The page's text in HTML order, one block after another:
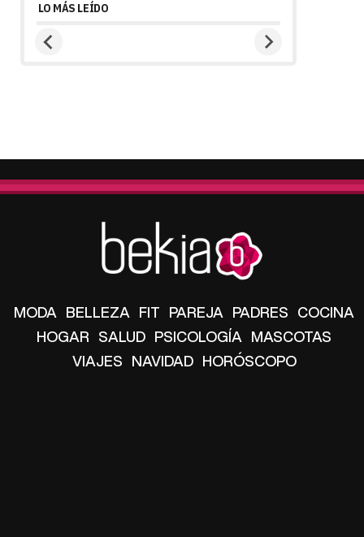
LO MÁS LEÍDO
MODA BELLEZA FIT PAREJA PADRES COCINA
HOGAR SALUD PSICOLOGÍA MASCOTAS
VIAJES NAVIDAD HORÓSCOPO